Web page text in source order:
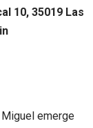
10, 35019 Las
emerge